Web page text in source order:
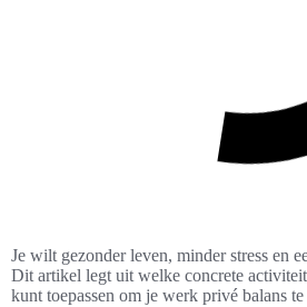
Je wilt gezonder leven, minder stress en
Dit artikel legt uit welke concrete
kunt toepassen om je werk privé balans